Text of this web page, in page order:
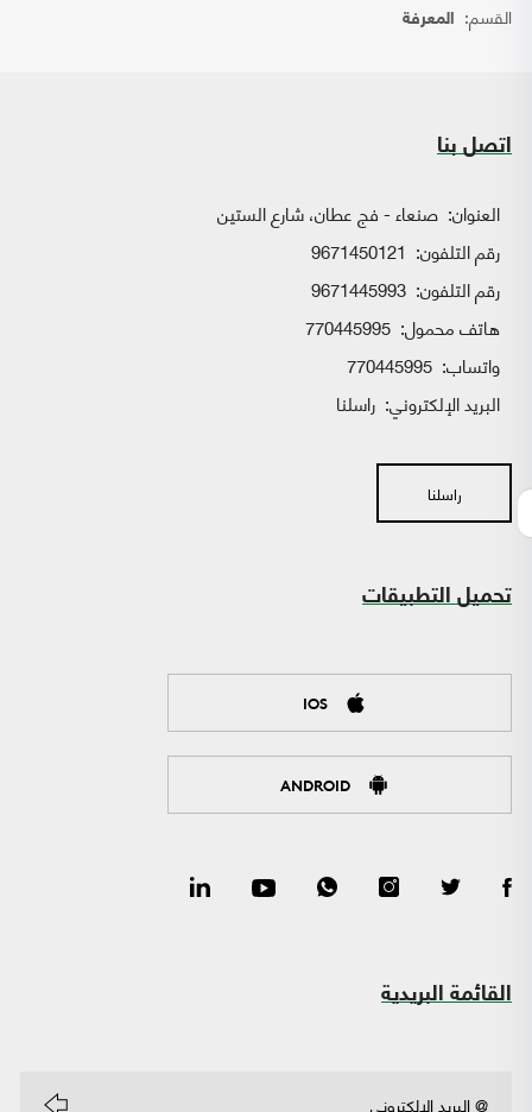
القسم: المعرفة
اتصل بنا
العنوان: صنعاء - فج عطان، شارع الستين
رقم التلفون: 9671450121
رقم التلفون: 9671445993
هاتف محمول: 770445995
واتساب:
البريد الإلكتروني: راسلنا
راسلنا
تحميل التطبيقات
IOS
ANDROID
القائمة البريدية